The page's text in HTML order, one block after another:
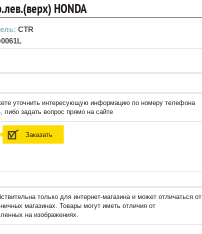
HONDA
CTR
уточнить интересующую информацию по номеру телефона
либо задать вопрос прямо на сайте
Заказать
только для интернет-магазина и может отличаться от
магазинах. Товары могут иметь отличия от
на изображениях.